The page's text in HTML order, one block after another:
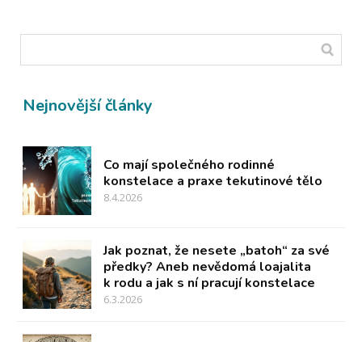
Nejnovější články
Co mají společného rodinné
konstelace a praxe tekutinové tělo
8.4.2026
Jak poznat, že nesete „batoh“ za své
předky? Aneb nevědomá loajalita
k rodu a jak s ní pracují konstelace
6.3.2026